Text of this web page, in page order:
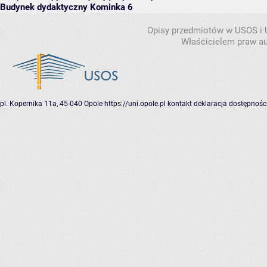
Budynek dydaktyczny Kominka 6
Opisy przedmiotów w USOS
Właścicielem praw
pl. Kopernika 11a, 45-040 Opole https://uni.opole.pl kontakt deklaracja